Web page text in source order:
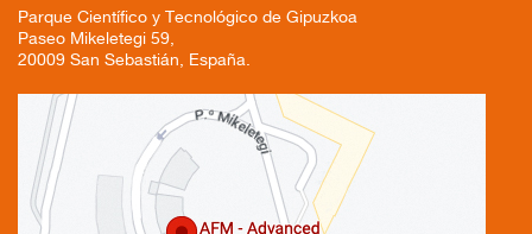
Parque Científico y Tecnológico de Gipuzkoa
Paseo Mikeletegi 59,
20009 San Sebastián, España.